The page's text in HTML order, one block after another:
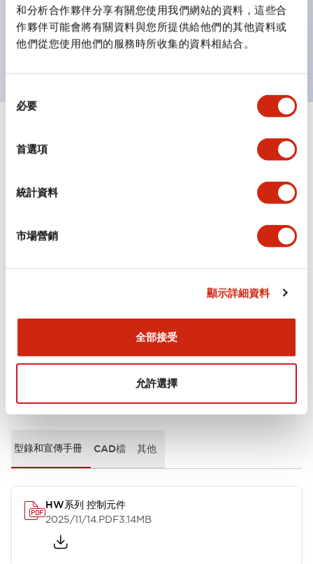
和分析合作夥伴分享有關您使用我們網站的資料，這些合
作夥伴可能會將有關資料與您所提供給他們的其他資料或
他們從您使用他們的服務時所收集的資料相結合。
必要
首選項
統計資料
市場營銷
顯示詳細資料
全部接受
允許選擇
燈時的顏色識別。
符合 ISO 3864-4 安全色規範：在危險或緊急狀況下，
顏色表現更明確鮮明，便於更多人識別。
顯示全部+
環境規範
安裝和安裝規範
文件和檔案
型錄和宣傳手冊 CAD檔 其他
HW系列 控制元件
2025/11/14.PDF3.14MB